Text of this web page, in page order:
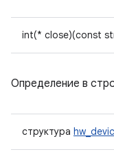
int(* close)(const
Определение в
структура